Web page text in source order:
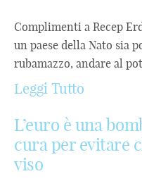
Complimenti a Recep
un paese della Nato sia
rubamazzo, andare al
Leggi Tutto
L’euro è una
cura per evitare
viso